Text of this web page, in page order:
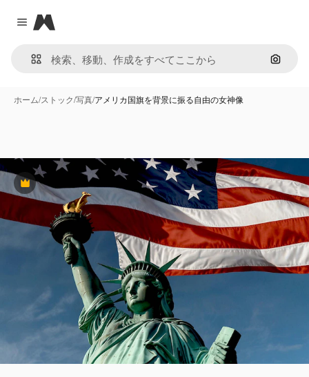
Close menu
Magnific
画像で
ホーム/ストック/写真/アメリカ国旗を背景に振る自由の女神像
Premium